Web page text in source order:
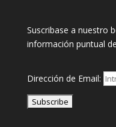
Suscribase a nuestro
información puntual
Dirección de Email: